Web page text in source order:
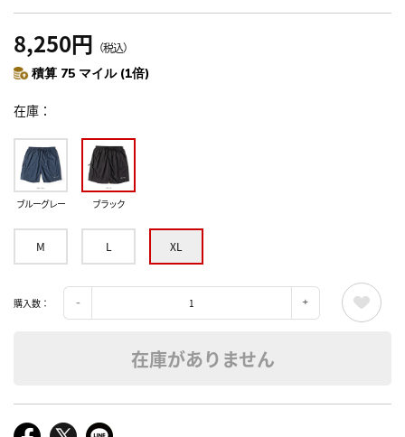
8,250円 （税込）
積算 75 マイル (1倍)
在庫
ブルーグレー ブラック
M L XL
購入数：
在庫がありません